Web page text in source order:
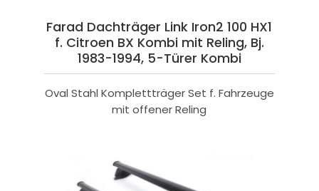
Farad Dachträger Link Iron2 100 HX1
f. Citroen BX Kombi mit Reling, Bj.
1983-1994, 5-Türer Kombi
Oval Stahl Komplettträger Set f. Fahrzeuge
mit offener Reling